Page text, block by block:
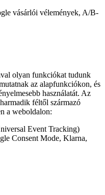
vásárlói vélemények, A/B-
olyan funkciókat tudunk
az alapfunkciókon, és
használatát. Az
féltől származó
a weboldalon:
Event Tracking)
Consent Mode, Klarna,